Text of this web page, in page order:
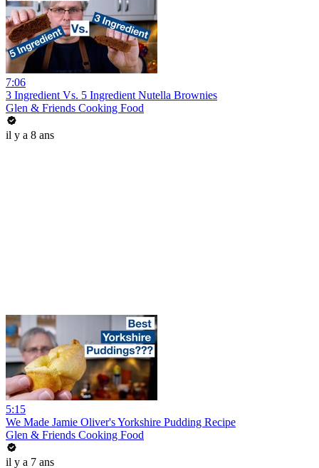
7:06
3 Ingredient Vs. 5 Ingredient Nutella Brownies
Glen & Friends Cooking Food
il y a 8 ans
5:15
We Made Jamie Oliver's Yorkshire Pudding Recipe
Glen & Friends Cooking Food
il y a 7 ans